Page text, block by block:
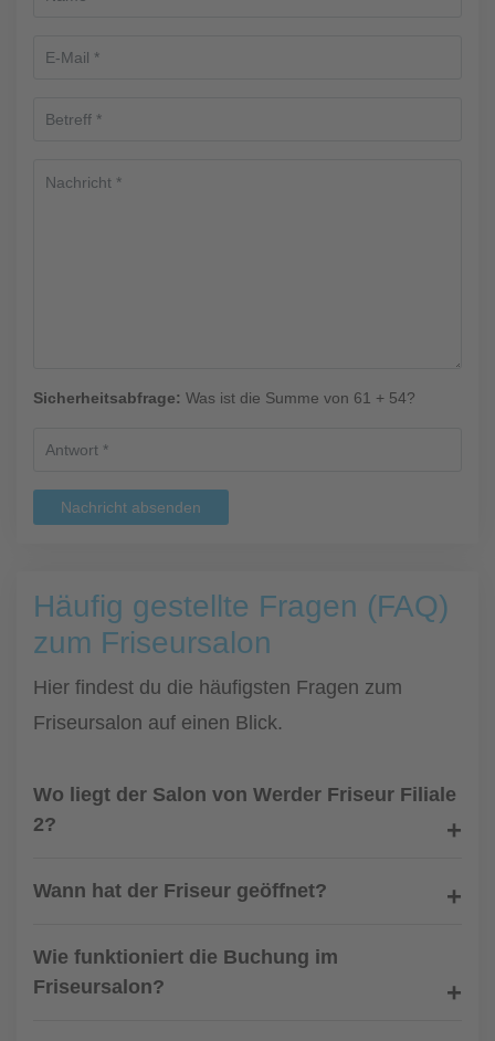
Sicherheitsabfrage: Was ist die Summe von 61 + 54?
Nachricht absenden
Häufig gestellte Fragen (FAQ)
zum Friseursalon
Hier findest du die häufigsten Fragen zum
Friseursalon auf einen Blick.
Wo liegt der Salon von Werder Friseur Filiale
2?
Wann hat der Friseur geöffnet?
Wie funktioniert die Buchung im
Friseursalon?